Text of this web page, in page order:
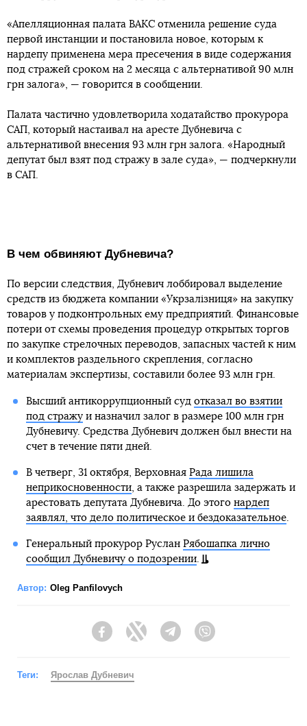
«Апелляционная палата ВАКС отменила решение суда
первой инстанции и постановила новое, которым к
нардепу применена мера пресечения в виде содержания
под стражей сроком на 2 месяца с альтернативой 90 млн
грн залога», — говорится в сообщении.
Палата частично удовлетворила ходатайство прокурора
САП, который настаивал на аресте Дубневича с
альтернативой внесения 93 млн грн залога. «Народный
депутат был взят под стражу в зале суда», — подчеркнули
в САП.
В чем обвиняют Дубневича?
По версии следствия, Дубневич лоббировал выделение
средств из бюджета компании «Укрзалізниця» на закупку
товаров у подконтрольных ему предприятий. Финансовые
потери от схемы проведения процедур открытых торгов
по закупке стрелочных переводов, запасных частей к ним
и комплектов раздельного скрепления, согласно
материалам экспертизы, составили более 93 млн грн.
Высший антикоррупционный суд отказал во взятии
под стражуи назначил залог в размере 100 млн грн
Дубневичу. Средства Дубневич должен был внести на
счет в течение пяти дней.
В четверг, 31 октября, Верховная Рада лишила
неприкосновенности, а также разрешила задержать и
арестовать депутата Дубневича. До этого нардеп
заявлял, что дело политическое и бездоказательное.
Генеральный прокурор Руслан Рябошапка лично
сообщил Дубневичу о подозрении.
Автор: Oleg Panfilovych
FacebookTwitter Telegram
Теги: Ярослав Дубневич